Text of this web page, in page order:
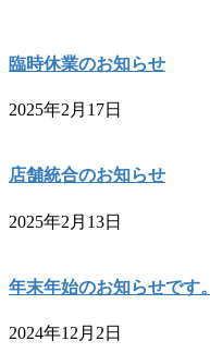
臨時休業のお知らせ
2025年2月17日
店舗統合のお知らせ
2025年2月13日
年末年始のお知らせです。
2024年12月2日